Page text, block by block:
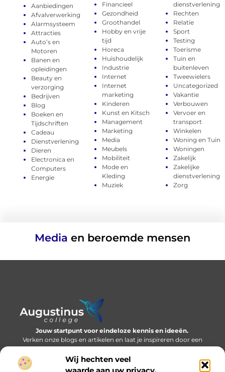
Wij hechten veel
waarde aan uw privacy.
Aanbiedingen
Afvalverwerking
Alarmsysteem
Attracties
Auto’s en
Motoren
Banen en
opleidingen
Beauty en
verzorging
Bedrijven
Blog
Boeken en
Tijdschriften
Cadeau
Dienstverlening
Dieren
Electronica en
Computers
Energie
Financieel
Gezondheid
Groothandel
Hobby en vrije
tijd
Horeca
Huishoudelijk
Industrie
Internet
Internet
marketing
Kinderen
Kunst en Kitsch
Management
Marketing
Media
Meubels
Mobiliteit
Mode en
Kleding
Muziek
dienstverlening
Rechten
Relatie
Sport
Testing
Toerisme
Tuin en
buitenleven
Tweewielers
Uncategorized
Vakantie
Verbouwen
Vervoer en
transport
Winkelen
Woning en Tuin
Woningen
Zakelijk
Zakelijke
dienstverlening
Zorg
Media en beroemde mensen
Jouw startpunt voor eindeloze kennis en ideeën.
Verken onze blogs en artikelen en laat je inspireren door een
wereld vol inzichten.
Bericht categorie